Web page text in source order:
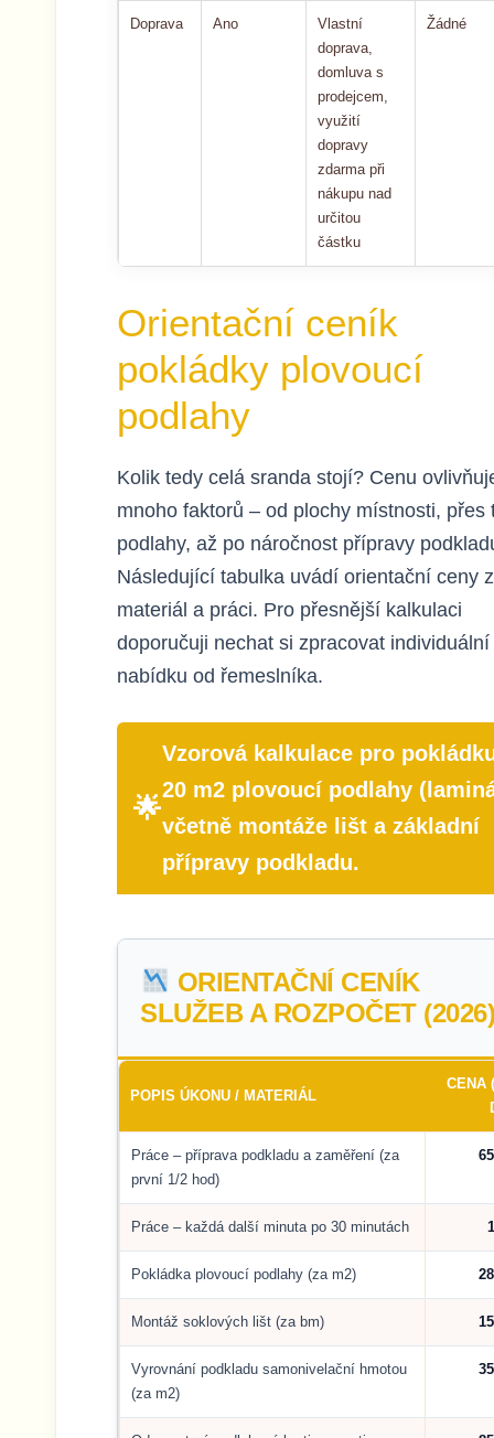
Doprava Ano
Vlastní
doprava,
domluva s
prodejcem,
využití
dopravy
zdarma při
nákupu nad
určitou
částku
Žádné
Orientační ceník
pokládky plovoucí
podlahy
Kolik tedy celá sranda stojí? Cenu
mnoho faktorů – od plochy místnosti, přes
podlahy, až po náročnost přípravy
Následující tabulka uvádí orientační ceny
materiál a práci. Pro přesnější kalkulaci
doporučuji nechat si zpracovat individuální
nabídku od řemeslníka.
Vzorová kalkulace pro
20 m2 plovoucí podlahy
včetně montáže lišt a základní
přípravy podkladu.
ORIENTAČNÍ CENÍK
SLUŽEB A ROZPOČET (2026)
POPIS ÚKONU / MATERIÁL
CENA
Práce – příprava podkladu a zaměření (za
první 1/2 hod)
Práce – každá další minuta po 30 minutách
Pokládka plovoucí podlahy (za m2)
Montáž soklových lišt (za bm)
Vyrovnání podkladu samonivelační hmotou
(za m2)